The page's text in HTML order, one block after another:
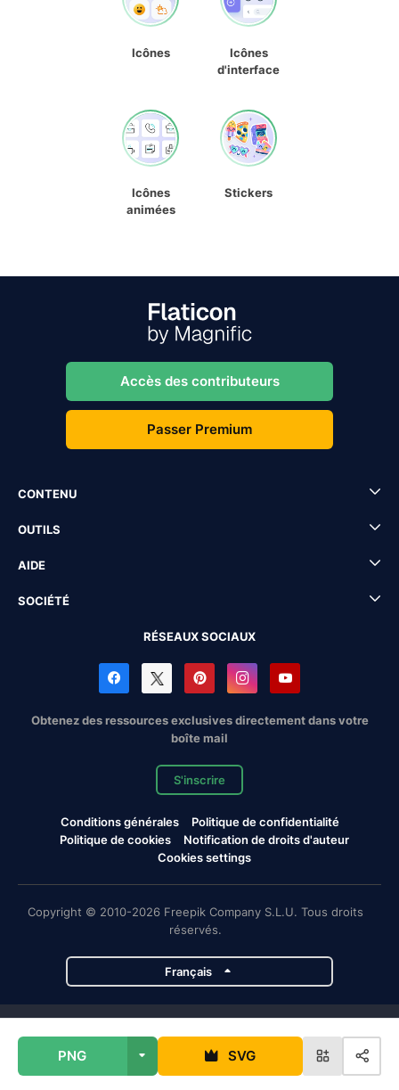
PNG SVG
Icônes
Icônes
d'interface
Icônes
animées
Stickers
Accès des contributeurs
Passer Premium
CONTENU
OUTILS
AIDE
SOCIÉTÉ
RÉSEAUX SOCIAUX
Obtenez des ressources exclusives directement dans votre
boîte mail
S'inscrire
Conditions générales
Politique de confidentialité
Politique de cookies
Notification de droits d'auteur
Cookies settings
Copyright © 2010-2026 Freepik Company S.L.U. Tous droits
réservés.
Français